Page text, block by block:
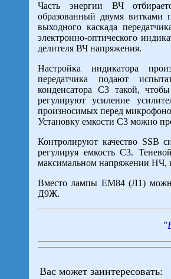
Часть энергии ВЧ
образованный двумя витками
выходного каскада
электронно-оптического
делителя ВЧ напряжения.
Настройка индикатора
передатчика подают
конденсатора С3 такой,
регулируют усиление
произносимых перед
Установку емкости С3 можно
Контролируют качество SSB
регулируя емкость С3.
максимальном напряжении НЧ,
Вместо лампы ЕМ84 (Л1)
Д9Ж.
Вас может заинтересовать: